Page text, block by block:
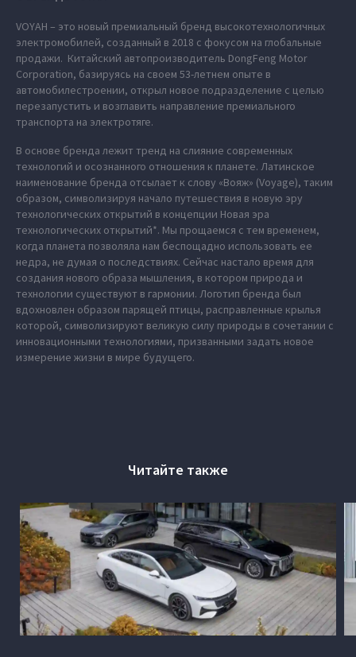
VOYAH – это новый премиальный бренд высокотехнологичных
электромобилей, созданный в 2018 с фокусом на глобальные
продажи. Китайский автопроизводитель DongFeng Motor
Corporation, базируясь на своем 53-летнем опыте в
автомобилестроении, открыл новое подразделение с целью
перезапустить и возглавить направление премиального
транспорта на электротяге.
В основе бренда лежит тренд на слияние современных
технологий и осознанного отношения к планете. Латинское
наименование бренда отсылает к слову «Вояж» (Voyage), таким
образом, символизируя начало путешествия в новую эру
технологических открытий в концепции Новая эра
технологических открытий*. Мы прощаемся с тем временем,
когда планета позволяла нам беспощадно использовать ее
недра, не думая о последствиях. Сейчас настало время для
создания нового образа мышления, в котором природа и
технологии существуют в гармонии. Логотип бренда был
вдохновлен образом парящей птицы, расправленные крылья
которой, символизируют великую силу природы в сочетании с
инновационными технологиями, призванными задать новое
измерение жизни в мире будущего.
Читайте также